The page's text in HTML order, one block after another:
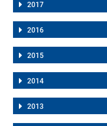
2017
2016
2015
2014
2013